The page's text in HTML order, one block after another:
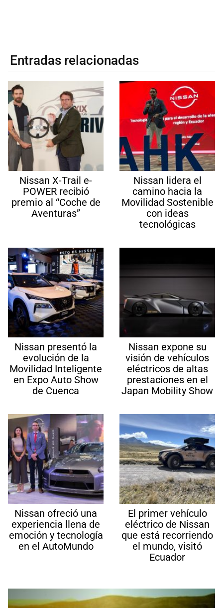
Entradas relacionadas
Nissan X-Trail e-
POWER recibió
premio al “Coche de
Aventuras”
Nissan lidera el
camino hacia la
Movilidad Sostenible
con ideas
tecnológicas
Nissan presentó la
evolución de la
Movilidad Inteligente
en Expo Auto Show
de Cuenca
Nissan expone su
visión de vehículos
eléctricos de altas
prestaciones en el
Japan Mobility Show
Nissan ofreció una
experiencia llena de
emoción y tecnología
en el AutoMundo
El primer vehículo
eléctrico de Nissan
que está recorriendo
el mundo, visitó
Ecuador